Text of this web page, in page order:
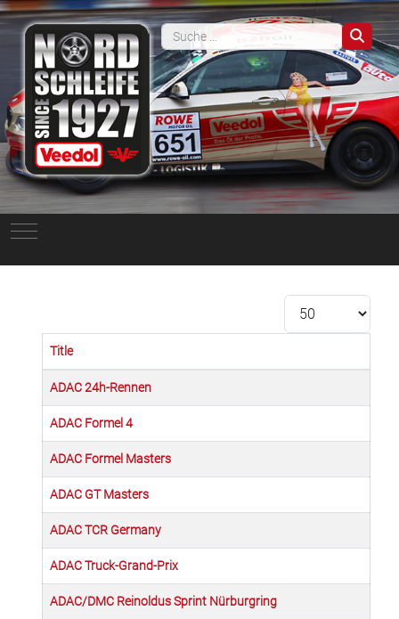
Mobile Menu Toggle
Beiträge
Title
ADAC 24h-Rennen
ADAC Formel 4
ADAC Formel Masters
ADAC GT Masters
ADAC TCR Germany
ADAC Truck-Grand-Prix
ADAC/DMC Reinoldus Sprint Nürburgring